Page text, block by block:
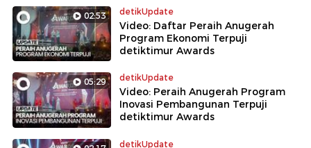
02:53 detikUpdate
Video: Daftar Peraih Anugerah
Program Ekonomi Terpuji
detiktimur Awards
05:29 detikUpdate
Video: Peraih Anugerah Program
Inovasi Pembangunan Terpuji
detiktimur Awards
detikUpdate